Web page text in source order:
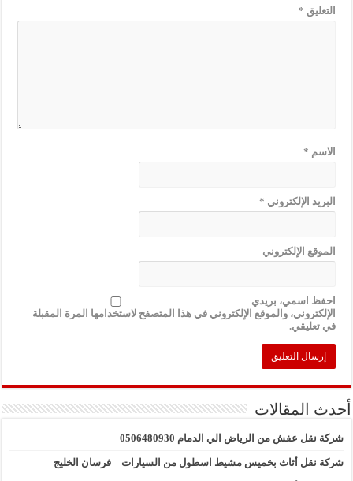
التعليق *
الاسم *
البريد الإلكتروني *
الموقع الإلكتروني
احفظ اسمي، بريدي
الإلكتروني، والموقع الإلكتروني في هذا المتصفح لاستخدامها المرة المقبلة
في تعليقي.
أحدث المقالات
شركة نقل عفش من الرياض الي الدمام 0506480930
شركة نقل أثاث بخميس مشيط اسطول من السيارات – فرسان الخليج